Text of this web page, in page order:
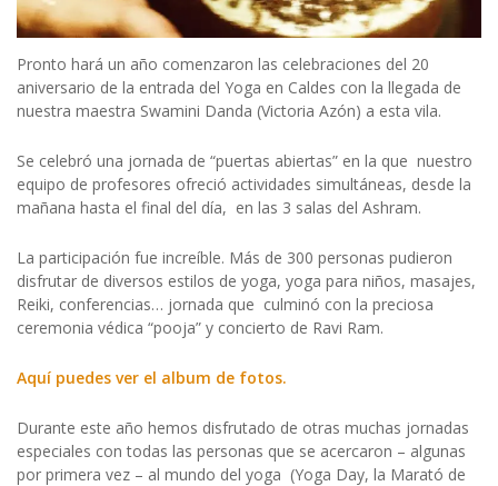
Pronto hará un año comenzaron las celebraciones del 20
aniversario de la entrada del Yoga en Caldes con la llegada de
nuestra maestra Swamini Danda (Victoria Azón) a esta vila.
Se celebró una jornada de “puertas abiertas” en la que nuestro
equipo de profesores ofreció actividades simultáneas, desde la
mañana hasta el final del día, en las 3 salas del Ashram.
La participación fue increíble. Más de 300 personas pudieron
disfrutar de diversos estilos de yoga, yoga para niños, masajes,
Reiki, conferencias… jornada que culminó con la preciosa
ceremonia védica “pooja” y concierto de Ravi Ram.
Aquí puedes ver el album de fotos.
Durante este año hemos disfrutado de otras muchas jornadas
especiales con todas las personas que se acercaron – algunas
por primera vez – al mundo del yoga (Yoga Day, la Marató de